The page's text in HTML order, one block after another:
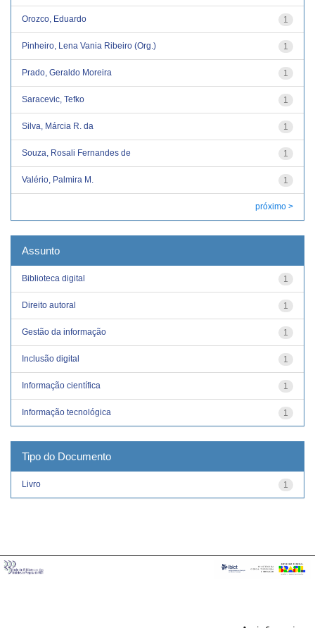
1
Orozco, Eduardo
1
Pinheiro, Lena Vania Ribeiro (Org.)
1
Prado, Geraldo Moreira
1
Saracevic, Tefko
1
Silva, Márcia R. da
1
Souza, Rosali Fernandes de
1
Valério, Palmira M.
próximo >
Assunto
1
Biblioteca digital
1
Direito autoral
1
Gestão da informação
1
Inclusão digital
1
Informação científica
1
Informação tecnológica
Tipo do Documento
1
Livro